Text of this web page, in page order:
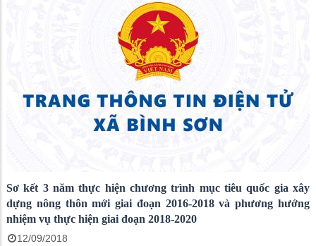
Sơ kết 3 năm thực hiện chương trình mục tiêu quốc gia xây
dựng nông thôn mới giai đoạn 2016-2018 và phương hướng
nhiệm vụ thực hiện giai đoạn 2018-2020
12/09/2018